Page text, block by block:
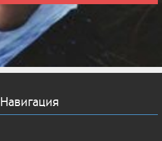
Навигация